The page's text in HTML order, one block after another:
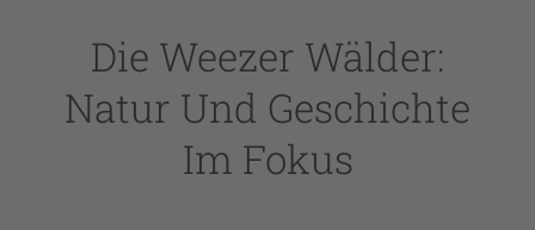
Referenzen
Karriere
Die Weezer Wälder:
Natur Und Geschichte
Im Fokus